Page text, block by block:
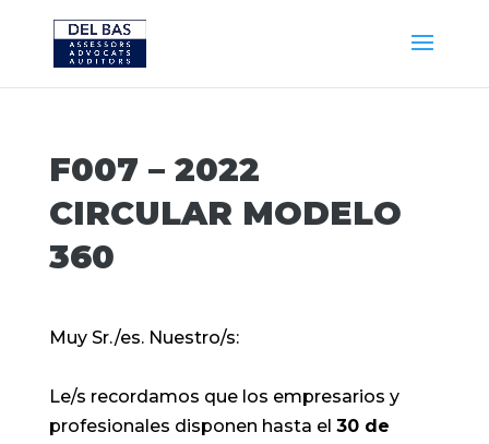
F007 – 2022
CIRCULAR MODELO
360
Muy Sr./es. Nuestro/s:
Le/s recordamos que los empresarios y
profesionales disponen hasta el 30 de